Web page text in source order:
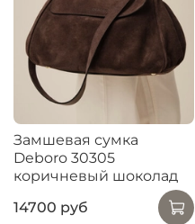
Замшевая сумка
Deboro 30305
коричневый шоколад
14700 руб